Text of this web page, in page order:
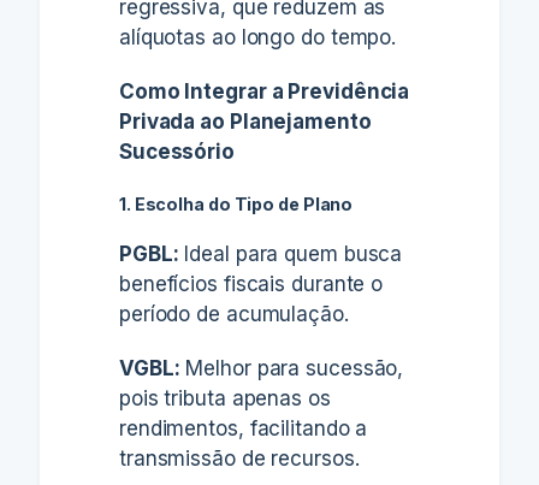
regressiva, que reduzem as
alíquotas ao longo do tempo.
Como Integrar a Previdência
Privada ao Planejamento
Sucessório
1. Escolha do Tipo de Plano
PGBL: Ideal para quem busca
benefícios fiscais durante o
período de acumulação.
VGBL: Melhor para sucessão,
pois tributa apenas os
rendimentos, facilitando a
transmissão de recursos.